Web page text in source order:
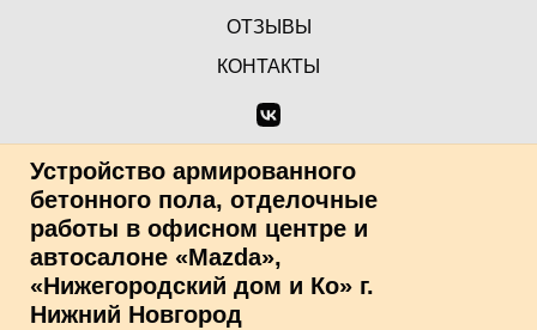
ОТЗЫВЫ
КОНТАКТЫ
Устройство армированного
бетонного пола, отделочные
работы в офисном центре и
автосалоне «Mazda»,
«Нижегородский дом и Ко» г.
Нижний Новгород